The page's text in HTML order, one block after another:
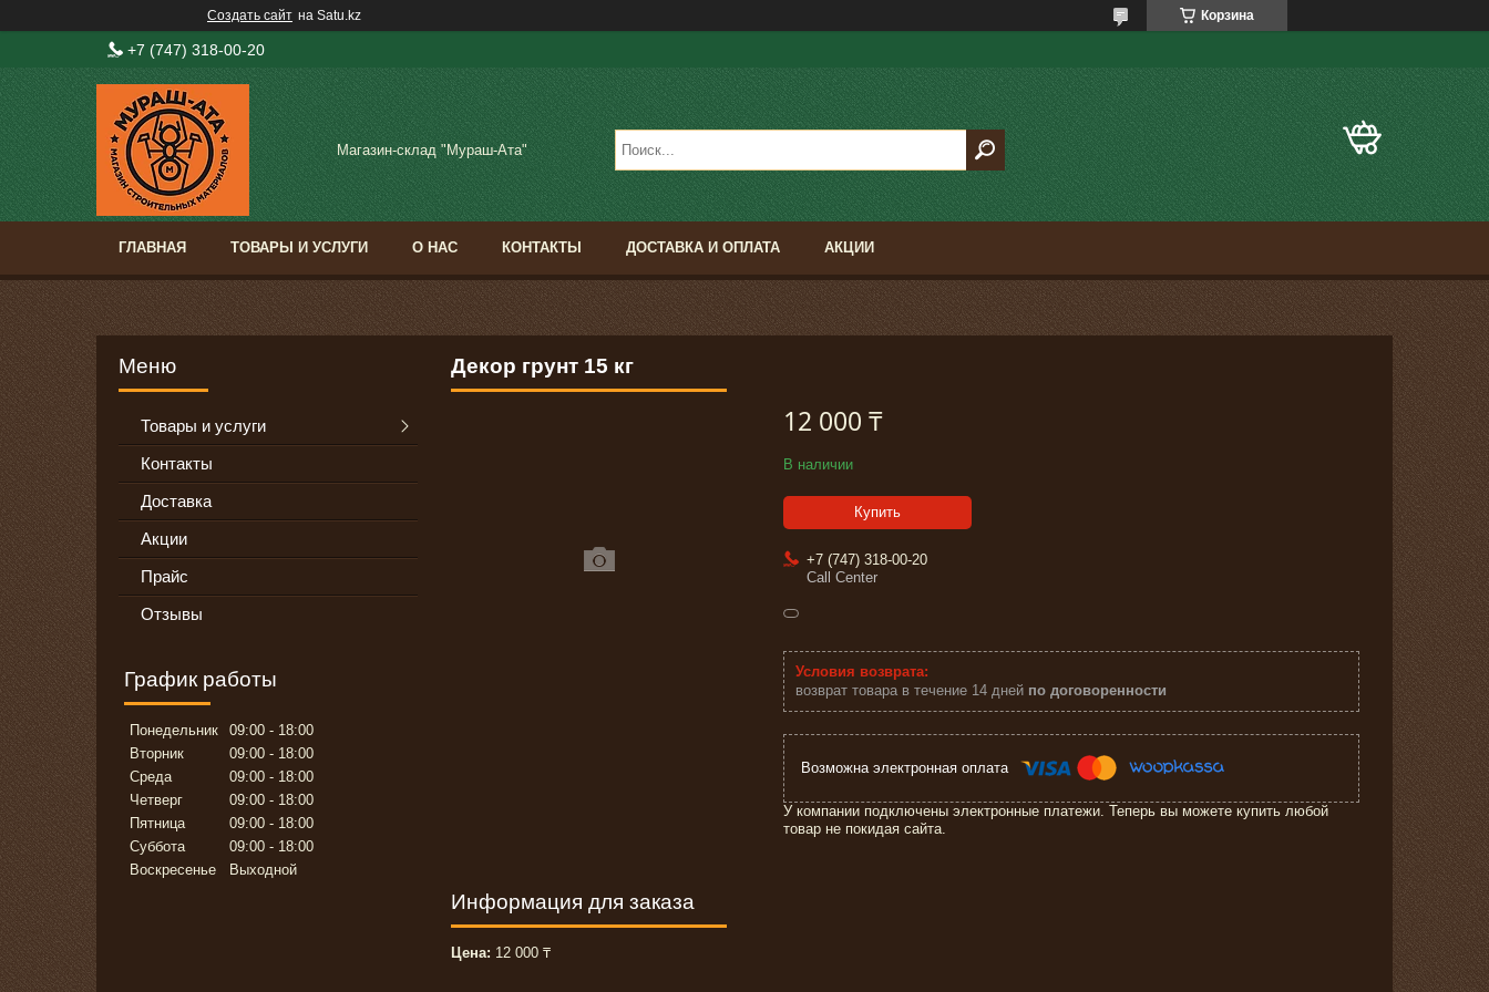
Создать сайт на Satu.kz Корзина
+7 (747) 318-00-20
Магазин-склад "Мураш-Ата"
ГЛАВНАЯ ТОВАРЫ И УСЛУГИ О НАС КОНТАКТЫ ДОСТАВКА И ОПЛАТА АКЦИИ
Декор грунт 15 кг
12 000 ₸
В наличии
Купить
+7 (747) 318-00-20
Call Center
возврат товара в течение 14 дней по договоренности
У компании подключены электронные платежи. Теперь вы можете купить любой
товар не покидая сайта.
Информация для заказа
Цена: 12 000 ₸
Товары и услуги
Контакты
Доставка
Акции
Прайс
Отзывы
График работы
Понедельник 09:00
18:00
Вторник
09:00
18:00
Среда
09:00
18:00
Четверг
09:00
18:00
Пятница
09:00
18:00
Суббота
09:00
18:00
Воскресенье
Выходной